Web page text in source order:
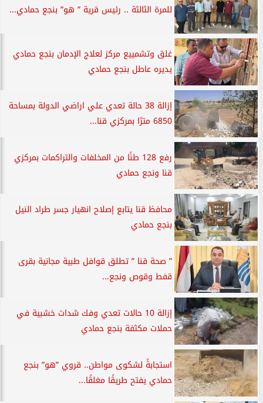
للمرة الثالثة .. رئيس قرية ” هو” بنجع حمادي...
غلق وتشمييع مركز لعلاج الإدمان بنجع حمادي
يديره عاطل بنجع حمادي
إزالة 38 حالة تعدي علي اراضي الدولة بمساحة
6850 مترًا بمركزي قنا...
رفع 128 طنًا من المخلفات والتراكمات بمركزي
قنا ونجع حمادي
محافظ قنا يتابع إصلاح انهيار جسر طراد النيل
بنجع حمادي
” صحة قنا ” تطلق قوافل طبية مجانية بقرى
قفط وقوص ونجع...
إزالة 10 حالات تعدي وفك شدات خشبية في
حملات مكثفة بنجع حمادي
استجابةً لشكوى مواطن.. قروي ”هو” بنجع
حمادي يفتح طريقًا مغلقًا...